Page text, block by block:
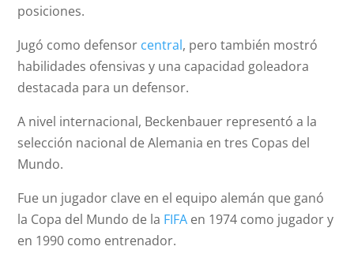
posiciones.
Jugó como defensor central, pero también mostró
habilidades ofensivas y una capacidad goleadora
destacada para un defensor.
A nivel internacional, Beckenbauer representó a la
selección nacional de Alemania en tres Copas del
Mundo.
Fue un jugador clave en el equipo alemán que ganó
la Copa del Mundo de la FIFA en 1974 como jugador y
en 1990 como entrenador.